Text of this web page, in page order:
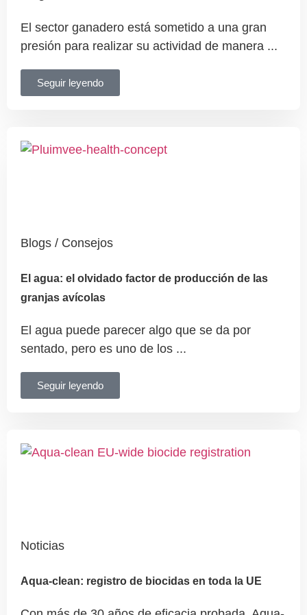
El sector ganadero está sometido a una gran
presión para realizar su actividad de manera ...
Seguir leyendo
Blogs / Consejos
El agua: el olvidado factor de producción de las
granjas avícolas
El agua puede parecer algo que se da por
sentado, pero es uno de los ...
Seguir leyendo
Noticias
Aqua-clean: registro de biocidas en toda la UE